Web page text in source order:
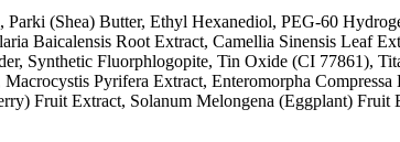
(Shea) Butter, Ethyl Hexanediol, PEG-60
Baicalensis Root Extract, Camellia Sinensis Leaf
Synthetic Fluorphlogopite, Tin Oxide (CI 77861),
Pyrifera Extract, Enteromorpha
Fruit Extract, Solanum Melongena (Eggplant)